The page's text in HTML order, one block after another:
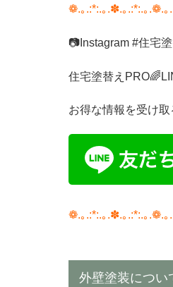
❁.｡.:*:.｡.✽.｡.:*:.｡.❁.｡
📷 Instagram #住宅塗
住宅塗替え PRO🌈
お得な情報を受け
❁.｡.:*:.｡.✽.｡.:*:.｡.❁.｡
外壁塗装につい